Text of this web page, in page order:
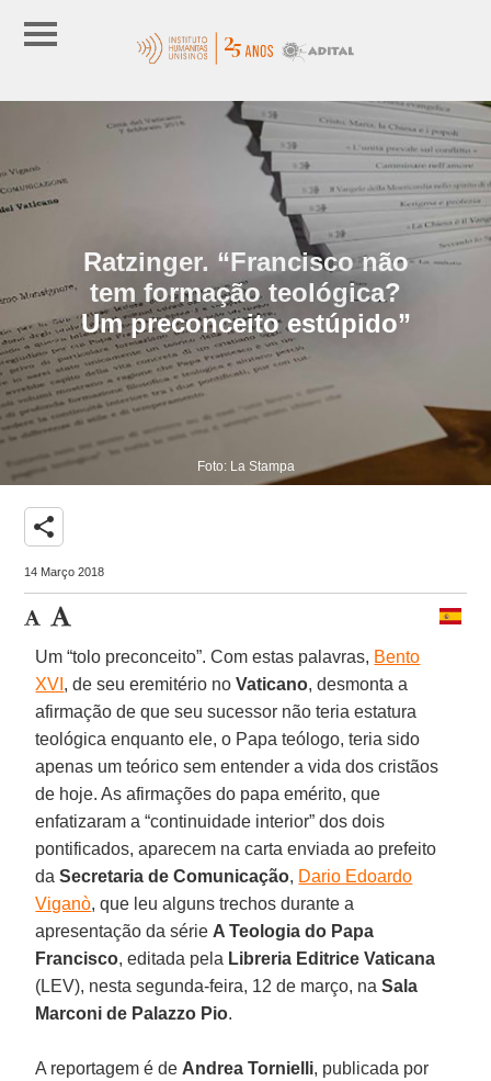
Ratzinger. “Francisco não
tem formação teológica?
Um preconceito estúpido”
Foto: La Stampa
share
14 Março 2018
Um “tolo preconceito”. Com estas palavras, Bento
XVI , de seu eremitério noVaticano, desmonta a
afirmação de que seu sucessor não teria estatura
teológica enquanto ele, o Papa teólogo, teria sido
apenas um teórico sem entender a vida dos cristãos
de hoje. As afirmações do papa emérito, que
enfatizaram a “continuidade interior” dos dois
pontificados, aparecem na carta enviada ao prefeito
daSecretaria de Comunicação, Dario Edoardo
Viganò, que leu alguns trechos durante a
apresentação da série A Teologia do Papa
Francisco, editada pela Libreria Editrice Vaticana
(LEV), nesta segunda-feira, 12 de março, naSala
Marconi de Palazzo Pio.
A reportagem é de Andrea Tornielli, publicada por